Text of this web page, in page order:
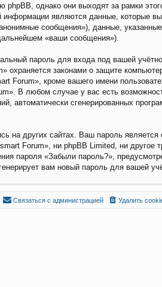
однако они выходят за рамки
являются данные, которые
сообщения»), данные, указанные
«ваши сообщения»).
пароль для входа под вашей
законами о защите
Forum», кроме вашего имени
В любом случае у вас есть
автоматически сгенерированных
на других сайтах. Ваш пароль является
Forum», ни phpBB Limited, ни другое
пароля «Забыли пароль?»,
вам новый пароль для вашей
Удалить
Связаться с администрацией